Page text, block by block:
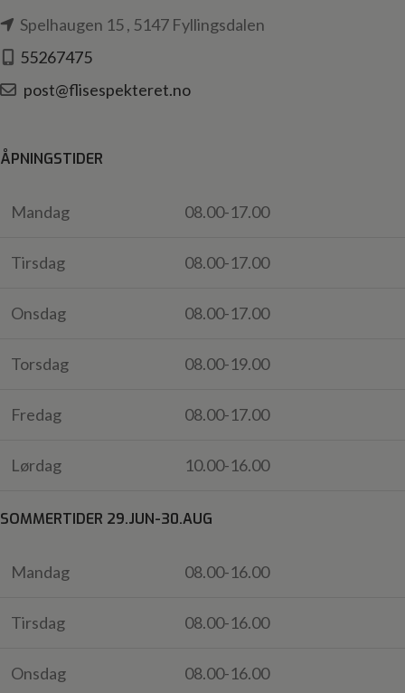
Spelhaugen 15 , 5147 Fyllingsdalen
55267475
post@flisespekteret.no
ÅPNINGSTIDER
Mandag 08.00-17.00
Tirsdag 08.00-17.00
Onsdag 08.00-17.00
Torsdag 08.00-19.00
Fredag 08.00-17.00
Lørdag 10.00-16.00
SOMMERTIDER 29.JUN-30.AUG
Mandag 08.00-16.00
Tirsdag 08.00-16.00
Onsdag 08.00-16.00